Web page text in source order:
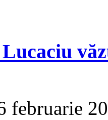
Lucaciu
februarie